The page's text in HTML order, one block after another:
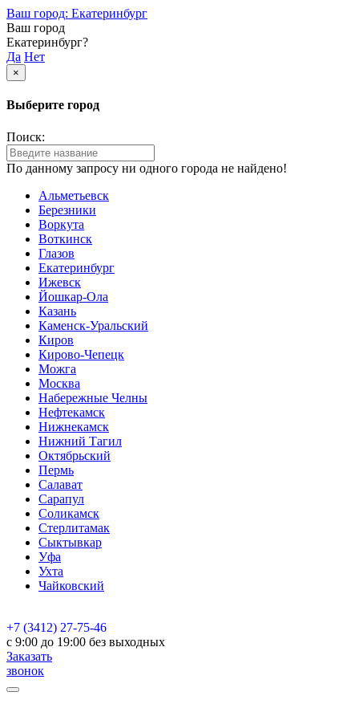
Ваш город: Екатеринбург
Ваш город
Екатеринбург?
Да Нет
×
Выберите город
Поиск:
По данному запросу ни одного города не найдено!
Альметьевск
Березники
Воркута
Воткинск
Глазов
Екатеринбург
Ижевск
Йошкар-Ола
Казань
Каменск-Уральский
Киров
Кирово-Чепецк
Можга
Москва
Набережные Челны
Нефтекамск
Нижнекамск
Нижний Тагил
Октябрьский
Пермь
Салават
Сарапул
Соликамск
Стерлитамак
Сыктывкар
Уфа
Ухта
Чайковский
+7 (3412) 27-75-46
c 9:00 до 19:00 без выходных
Заказать
звонок